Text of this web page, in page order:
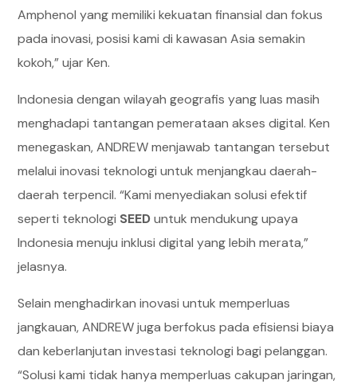
Amphenol yang memiliki kekuatan finansial dan fokus
pada inovasi, posisi kami di kawasan Asia semakin
kokoh,” ujar Ken.
Indonesia dengan wilayah geografis yang luas masih
menghadapi tantangan pemerataan akses digital. Ken
menegaskan, ANDREW menjawab tantangan tersebut
melalui inovasi teknologi untuk menjangkau daerah-
daerah terpencil. “Kami menyediakan solusi efektif
seperti teknologi SEEDuntuk mendukung upaya
Indonesia menuju inklusi digital yang lebih merata,”
jelasnya.
Selain menghadirkan inovasi untuk memperluas
jangkauan, ANDREW juga berfokus pada efisiensi biaya
dan keberlanjutan investasi teknologi bagi pelanggan.
“Solusi kami tidak hanya memperluas cakupan jaringan,